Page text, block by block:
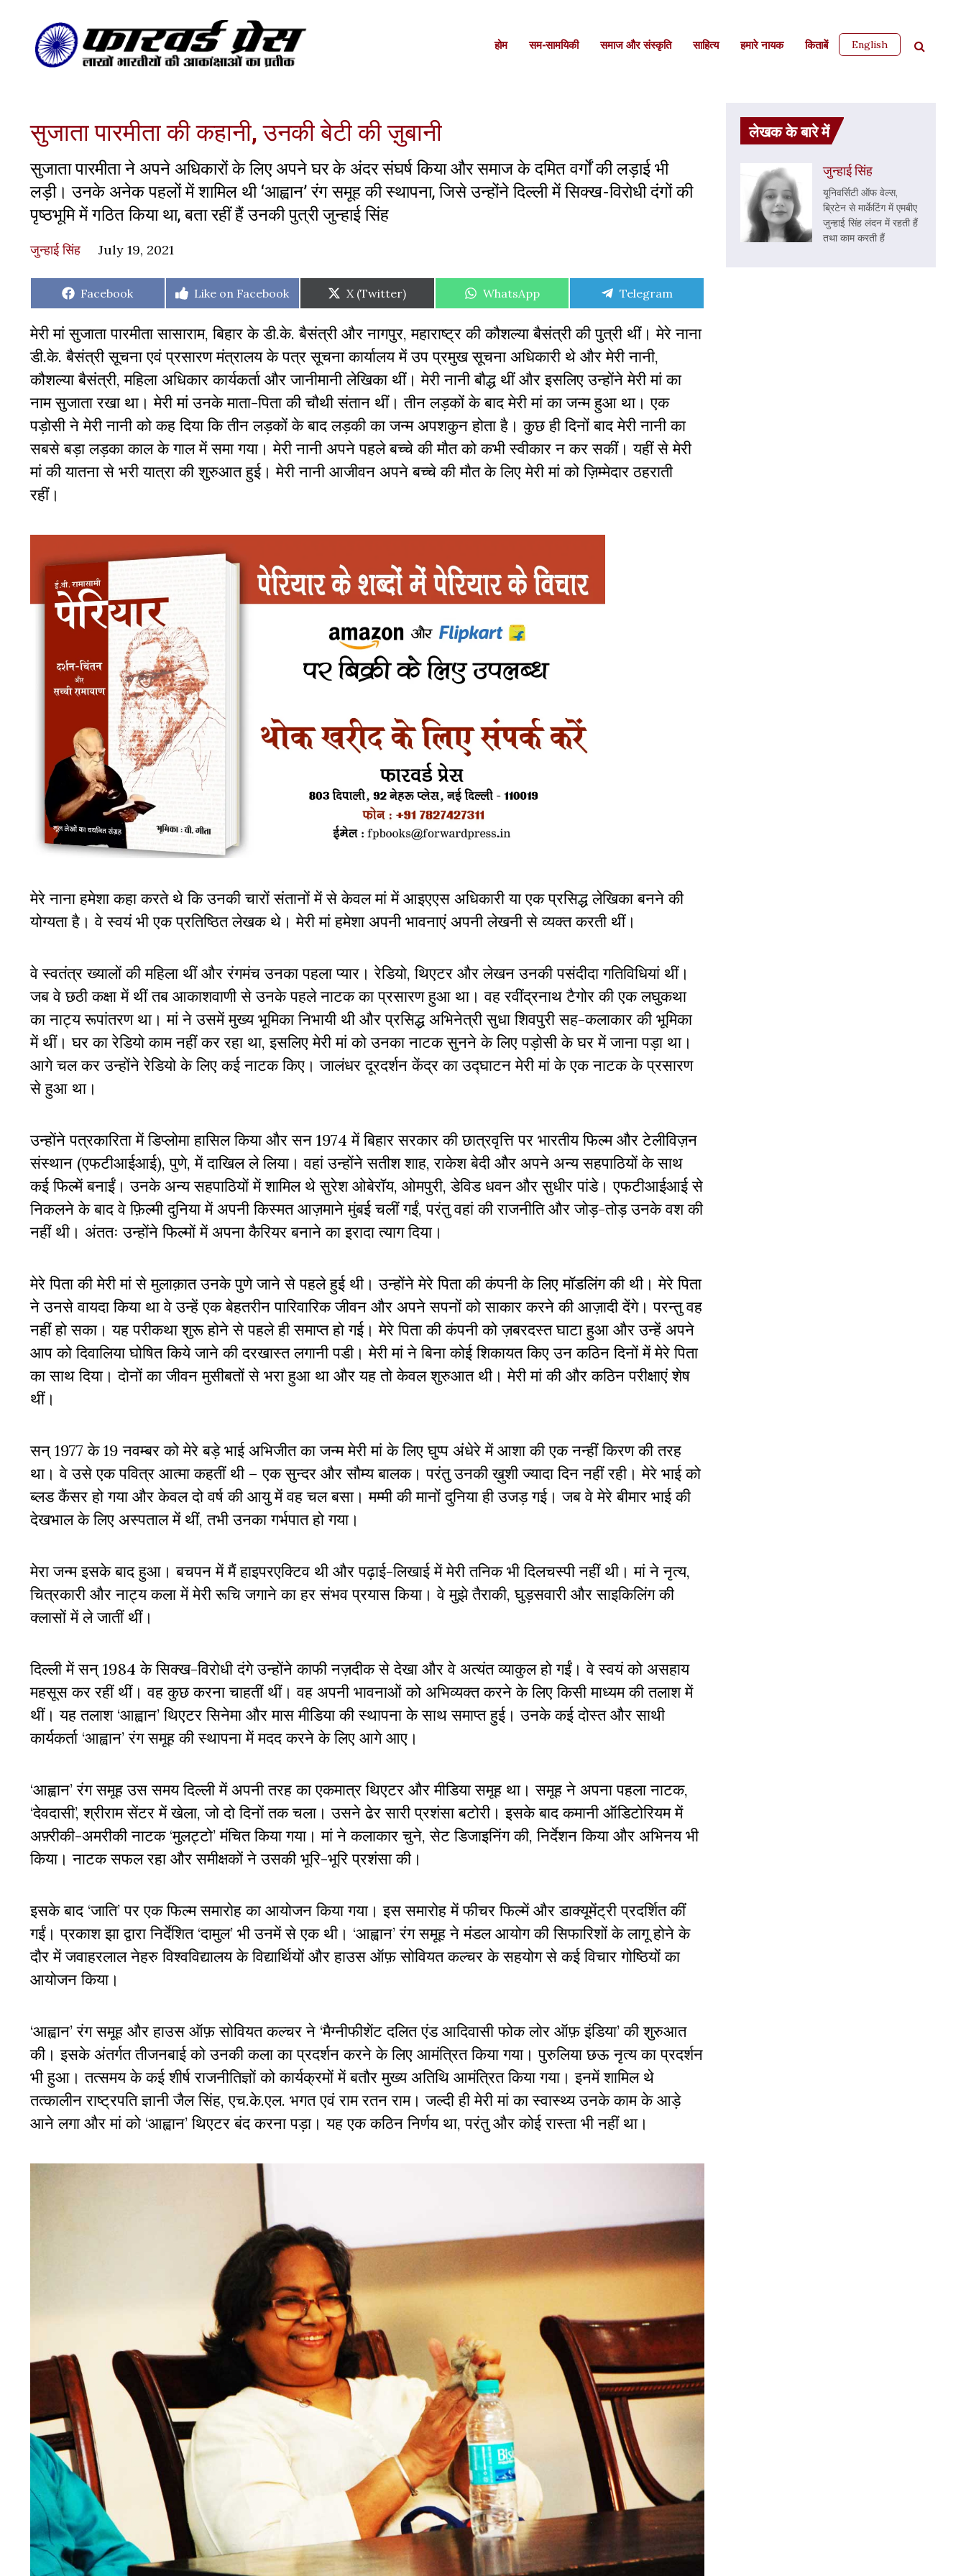
होम सम-सामयिकी समाज और संस्कृति साहित्‍य हमारे नायक किताबें English
सुजाता पारमीता की कहानी, उनकी बेटी की ज़ुबानी
सुजाता पारमीता ने अपने अधिकारों के लिए अपने घर के अंदर संघर्ष किया और समाज के दमित वर्गों की लड़ाई भी
लड़ी। उनके अनेक पहलों में शामिल थी ‘आह्वान’ रंग समूह की स्थापना, जिसे उन्होंने दिल्ली में सिक्ख-विरोधी दंगों की
पृष्ठभूमि में गठित किया था, बता रहीं हैं उनकी पुत्री जुन्हाई सिंह
जुन्हाई सिंह July 19, 2021
Share
Facebook
Share
Like on Facebook
Share
on
X (Twitter)
Share
WhatsApp
Share
Telegram
मेरी मां सुजाता पारमीता सासाराम, बिहार के डी.के. बैसंत्री और नागपुर, महाराष्ट्र की कौशल्या बैसंत्री की पुत्री थीं। मेरे नाना
डी.के. बैसंत्री सूचना एवं प्रसारण मंत्रालय के पत्र सूचना कार्यालय में उप प्रमुख सूचना अधिकारी थे और मेरी नानी,
कौशल्या बैसंत्री, महिला अधिकार कार्यकर्ता और जानीमानी लेखिका थीं। मेरी नानी बौद्ध थीं और इसलिए उन्होंने मेरी मां का
नाम सुजाता रखा था। मेरी मां उनके माता-पिता की चौथी संतान थीं। तीन लड़कों के बाद मेरी मां का जन्म हुआ था। एक
पड़ोसी ने मेरी नानी को कह दिया कि तीन लड़कों के बाद लड़की का जन्म अपशकुन होता है। कुछ ही दिनों बाद मेरी नानी का
सबसे बड़ा लड़का काल के गाल में समा गया। मेरी नानी अपने पहले बच्चे की मौत को कभी स्वीकार न कर सकीं। यहीं से मेरी
मां की यातना से भरी यात्रा की शुरुआत हुई। मेरी नानी आजीवन अपने बच्चे की मौत के लिए मेरी मां को ज़िम्मेदार ठहराती
रहीं।
मेरे नाना हमेशा कहा करते थे कि उनकी चारों संतानों में से केवल मां में आइएएस अधिकारी या एक प्रसिद्ध लेखिका बनने की
योग्यता है। वे स्वयं भी एक प्रतिष्ठित लेखक थे। मेरी मां हमेशा अपनी भावनाएं अपनी लेखनी से व्यक्त करती थीं।
वे स्वतंत्र ख्यालों की महिला थीं और रंगमंच उनका पहला प्यार। रेडियो, थिएटर और लेखन उनकी पसंदीदा गतिविधियां थीं।
जब वे छठी कक्षा में थीं तब आकाशवाणी से उनके पहले नाटक का प्रसारण हुआ था। वह रवींद्रनाथ टैगोर की एक लघुकथा
का नाट्य रूपांतरण था। मां ने उसमें मुख्य भूमिका निभायी थी और प्रसिद्ध अभिनेत्री सुधा शिवपुरी सह-कलाकार की भूमिका
में थीं। घर का रेडियो काम नहीं कर रहा था, इसलिए मेरी मां को उनका नाटक सुनने के लिए पड़ोसी के घर में जाना पड़ा था।
आगे चल कर उन्होंने रेडियो के लिए कई नाटक किए। जालंधर दूरदर्शन केंद्र का उद्घाटन मेरी मां के एक नाटक के प्रसारण
से हुआ था।
उन्होंने पत्रकारिता में डिप्लोमा हासिल किया और सन 1974 में बिहार सरकार की छात्रवृत्ति पर भारतीय फिल्म और टेलीविज़न
संस्थान (एफटीआईआई), पुणे, में दाखिल ले लिया। वहां उन्होंने सतीश शाह, राकेश बेदी और अपने अन्य सहपाठियों के साथ
कई फिल्में बनाईं। उनके अन्य सहपाठियों में शामिल थे सुरेश ओबेरॉय, ओमपुरी, डेविड धवन और सुधीर पांडे। एफटीआईआई से
निकलने के बाद वे फ़िल्मी दुनिया में अपनी किस्मत आज़माने मुंबई चलीं गईं, परंतु वहां की राजनीति और जोड़-तोड़ उनके वश की
नहीं थी। अंततः उन्होंने फिल्मों में अपना कैरियर बनाने का इरादा त्याग दिया।
मेरे पिता की मेरी मां से मुलाक़ात उनके पुणे जाने से पहले हुई थी। उन्होंने मेरे पिता की कंपनी के लिए मॉडलिंग की थी। मेरे पिता
ने उनसे वायदा किया था वे उन्हें एक बेहतरीन पारिवारिक जीवन और अपने सपनों को साकार करने की आज़ादी देंगे। परन्तु वह
नहीं हो सका। यह परीकथा शुरू होने से पहले ही समाप्त हो गई। मेरे पिता की कंपनी को ज़बरदस्त घाटा हुआ और उन्हें अपने
आप को दिवालिया घोषित किये जाने की दरखास्त लगानी पडी। मेरी मां ने बिना कोई शिकायत किए उन कठिन दिनों में मेरे पिता
का साथ दिया। दोनों का जीवन मुसीबतों से भरा हुआ था और यह तो केवल शुरुआत थी। मेरी मां की और कठिन परीक्षाएं शेष
थीं।
सन् 1977 के 19 नवम्बर को मेरे बड़े भाई अभिजीत का जन्म मेरी मां के लिए घुप्प अंधेरे में आशा की एक नन्हीं किरण की तरह
था। वे उसे एक पवित्र आत्मा कहतीं थी – एक सुन्दर और सौम्य बालक। परंतु उनकी ख़ुशी ज्यादा दिन नहीं रही। मेरे भाई को
ब्लड कैंसर हो गया और केवल दो वर्ष की आयु में वह चल बसा। मम्मी की मानों दुनिया ही उजड़ गई। जब वे मेरे बीमार भाई की
देखभाल के लिए अस्पताल में थीं, तभी उनका गर्भपात हो गया।
मेरा जन्म इसके बाद हुआ। बचपन में मैं हाइपरएक्टिव थी और पढ़ाई-लिखाई में मेरी तनिक भी दिलचस्पी नहीं थी। मां ने नृत्य,
चित्रकारी और नाट्य कला में मेरी रूचि जगाने का हर संभव प्रयास किया। वे मुझे तैराकी, घुड़सवारी और साइकिलिंग की
क्लासों में ले जातीं थीं।
दिल्ली में सन् 1984 के सिक्ख-विरोधी दंगे उन्होंने काफी नज़दीक से देखा और वे अत्यंत व्याकुल हो गईं। वे स्वयं को असहाय
महसूस कर रहीं थीं। वह कुछ करना चाहतीं थीं। वह अपनी भावनाओं को अभिव्यक्त करने के लिए किसी माध्यम की तलाश में
थीं। यह तलाश ‘आह्वान’ थिएटर सिनेमा और मास मीडिया की स्थापना के साथ समाप्त हुई। उनके कई दोस्त और साथी
कार्यकर्ता ‘आह्वान’ रंग समूह की स्थापना में मदद करने के लिए आगे आए।
‘आह्वान’ रंग समूह उस समय दिल्ली में अपनी तरह का एकमात्र थिएटर और मीडिया समूह था। समूह ने अपना पहला नाटक,
‘देवदासी’, श्रीराम सेंटर में खेला, जो दो दिनों तक चला। उसने ढेर सारी प्रशंसा बटोरी। इसके बाद कमानी ऑडिटोरियम में
अफ़्रीकी-अमरीकी नाटक ‘मुलट्टो’ मंचित किया गया। मां ने कलाकार चुने, सेट डिजाइनिंग की, निर्देशन किया और अभिनय भी
किया। नाटक सफल रहा और समीक्षकों ने उसकी भूरि-भूरि प्रशंसा की।
इसके बाद ‘जाति’ पर एक फिल्म समारोह का आयोजन किया गया। इस समारोह में फीचर फिल्में और डाक्यूमेंट्री प्रदर्शित कीं
गईं। प्रकाश झा द्वारा निर्देशित ‘दामुल’ भी उनमें से एक थी। ‘आह्वान’ रंग समूह ने मंडल आयोग की सिफारिशों के लागू होने के
दौर में जवाहरलाल नेहरु विश्वविद्यालय के विद्यार्थियों और हाउस ऑफ़ सोवियत कल्चर के सहयोग से कई विचार गोष्ठियों का
आयोजन किया।
‘आह्वान’ रंग समूह और हाउस ऑफ़ सोवियत कल्चर ने ‘मैग्नीफीशेंट दलित एंड आदिवासी फोक लोर ऑफ़ इंडिया’ की शुरुआत
की। इसके अंतर्गत तीजनबाई को उनकी कला का प्रदर्शन करने के लिए आमंत्रित किया गया। पुरुलिया छऊ नृत्य का प्रदर्शन
भी हुआ। तत्समय के कई शीर्ष राजनीतिज्ञों को कार्यक्रमों में बतौर मुख्य अतिथि आमंत्रित किया गया। इनमें शामिल थे
तत्कालीन राष्ट्रपति ज्ञानी जैल सिंह, एच.के.एल. भगत एवं राम रतन राम। जल्दी ही मेरी मां का स्वास्थ्य उनके काम के आड़े
आने लगा और मां को ‘आह्वान’ थिएटर बंद करना पड़ा। यह एक कठिन निर्णय था, परंतु और कोई रास्ता भी नहीं था।
लेखक के बारे में
जुन्हाई सिंह
यूनिवर्सिटी ऑफ वेल्स,
ब्रिटेन से मार्केटिंग में एमबीए
जुन्हाई सिंह लंदन में रहती हैं
तथा काम करती हैं